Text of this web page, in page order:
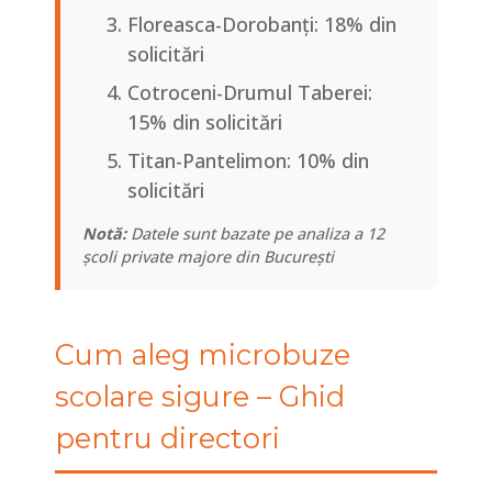
Floreasca-Dorobanți: 18% din
solicitări
Cotroceni-Drumul Taberei:
15% din solicitări
Titan-Pantelimon: 10% din
solicitări
Notă:Datele sunt bazate pe analiza a 12
școli private majore din București
Cum aleg microbuze
scolare sigure – Ghid
pentru directori